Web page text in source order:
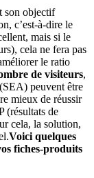
son objectif
c’est-à-dire le
mais si le
cela ne fera pas
le ratio
de visiteurs,
peuvent être
mieux de réussir
(résultats de
cela, la solution,
Voici quelques
fiches-produits